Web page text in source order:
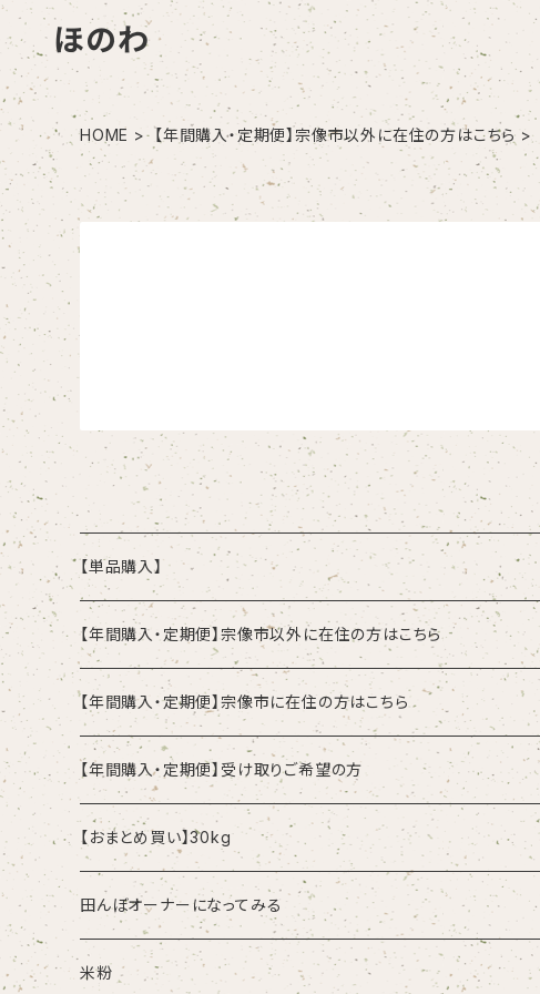
ほのわ
HOME 【年間購入・定期便】宗像市以外に在住の方はこちら
【単品購入】
2kg
5kg
10kg
【年間購入・定期便】宗像市以外に在住の方はこちら
2kgずつの発送ご希望の方
1ヶ月(毎月)に1回
2ヶ月に1回
5kgずつの発送ご希望の方
1ヶ月(毎月)に1回
2ヶ月に1回
10kgずつの発送ご希望の方
1ヶ月(毎月)に1回
2ヶ月に1回
【年間購入・定期便】宗像市に在住の方はこちら
配達：2kgずつご希望の方
1ヶ月(毎月)に1回
2ヶ月に1回
配達：5kgずつご希望の方
1ヶ月(毎月)に1回
2ヶ月に1回
配達：10kgずつご希望の方
1ヶ月(毎月)に1回
【年間購入・定期便】受け取りご希望の方
受取：2kgずつの受取ご希望の方
1ヶ月(毎月)に1回
2ヶ月に1回
受取：5kgずつの受取ご希望の方
1ヶ月(毎月)に1回
受取：10kgずつの受取ご希望の方
【おまとめ買い】30kg
単品：30kg
年間購入：30kg
田んぼオーナーになってみる
米粉